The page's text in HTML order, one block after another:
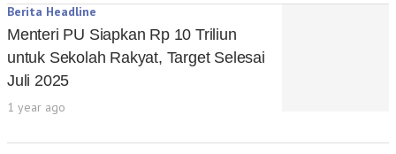
Berita Headline
Menteri PU Siapkan Rp 10 Triliun
untuk Sekolah Rakyat, Target Selesai
Juli 2025
1 year ago